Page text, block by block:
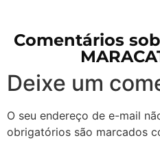
Comentários
Deixe um
O seu endereço de e-mail
obrigatórios são marcados